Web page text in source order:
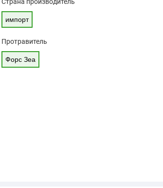
импорт
Протравитель
Форс Зеа